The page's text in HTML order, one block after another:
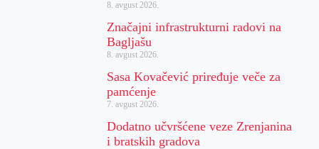
8. avgust 2026.
Značajni infrastrukturni radovi na
Bagljašu
8. avgust 2026.
Sasa Kovačević priređuje veče za
pamćenje
7. avgust 2026.
Dodatno učvršćene veze Zrenjanina
i bratskih gradova